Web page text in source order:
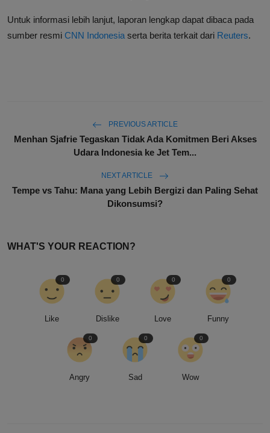
Untuk informasi lebih lanjut, laporan lengkap dapat dibaca pada
sumber resmi CNN Indonesia serta berita terkait dari Reuters.
PREVIOUS ARTICLE
Menhan Sjafrie Tegaskan Tidak Ada Komitmen Beri Akses
Udara Indonesia ke Jet Tem...
NEXT ARTICLE
Tempe vs Tahu: Mana yang Lebih Bergizi dan Paling Sehat
Dikonsumsi?
WHAT'S YOUR REACTION?
Like
0
Dislike
0
Love
0
Funny
0
Angry
0
Sad
0
Wow
0